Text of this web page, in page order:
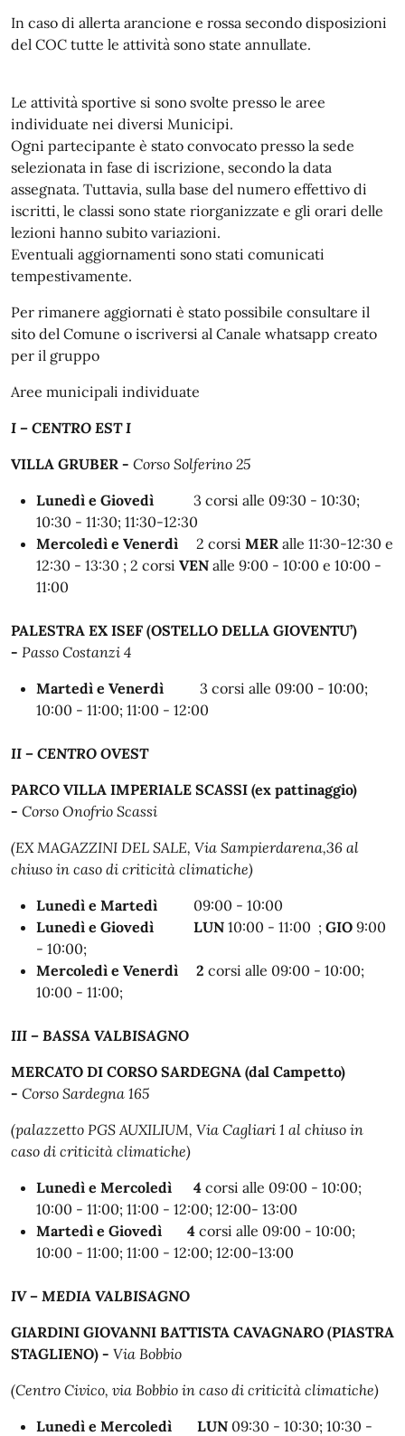
In caso di allerta arancione e rossa secondo disposizioni
del COC tutte le attività sono state annullate.
Le attività sportive si sono svolte presso le aree
individuate nei diversi Municipi.
Ogni partecipante è stato convocato presso la sede
selezionata in fase di iscrizione, secondo la data
assegnata. Tuttavia, sulla base del numero effettivo di
iscritti, le classi sono state riorganizzate e gli orari delle
lezioni hanno subito variazioni.
Eventuali aggiornamenti sono stati comunicati
tempestivamente.
Per rimanere aggiornati è stato possibile consultare il
sito del Comune o iscriversi al Canale whatsapp creato
per il gruppo
Aree municipali individuate
I – CENTRO EST I
VILLA GRUBER - Corso Solferino 25
Lunedì e Giovedì
3 corsi alle 09:30 - 10:30;
10:30 - 11:30; 11:30-12:30
Mercoledì e Venerdì 2 corsi MER alle 11:30-12:30 e
12:30 - 13:30 ; 2 corsi VEN alle 9:00 - 10:00 e 10:00 -
11:00
PALESTRA EX ISEF (OSTELLO DELLA GIOVENTU’)
- Passo Costanzi 4
Martedì e Venerdì 3 corsi alle 09:00 - 10:00;
10:00 - 11:00; 11:00 - 12:00
II – CENTRO OVEST
PARCO VILLA IMPERIALE SCASSI (ex pattinaggio)
- Corso Onofrio Scassi
(EX MAGAZZINI DEL SALE, Via Sampierdarena,36 al
chiuso in caso di criticità climatiche)
Lunedì e Martedì
09:00 - 10:00
Lunedì e Giovedì
LUN 10:00 - 11:00 ; GIO 9:00
- 10:00;
Mercoledì e Venerdì 2 corsi alle 09:00 - 10:00;
10:00 - 11:00;
III – BASSA VALBISAGNO
MERCATO DI CORSO SARDEGNA (dal Campetto)
- Corso Sardegna 165
(palazzetto PGS AUXILIUM, Via Cagliari 1 al chiuso in
caso di criticità climatiche)
Lunedì e Mercoledì
4 corsi alle 09:00 - 10:00;
10:00 - 11:00; 11:00 - 12:00; 12:00- 13:00
Martedì e Giovedì 4 corsi alle 09:00 - 10:00;
10:00 - 11:00; 11:00 - 12:00; 12:00-13:00
IV – MEDIA VALBISAGNO
GIARDINI GIOVANNI BATTISTA CAVAGNARO (PIASTRA
STAGLIENO) - Via Bobbio
(Centro Civico, via Bobbio in caso di criticità climatiche)
Lunedì e Mercoledì
LUN 09:30 - 10:30; 10:30 -